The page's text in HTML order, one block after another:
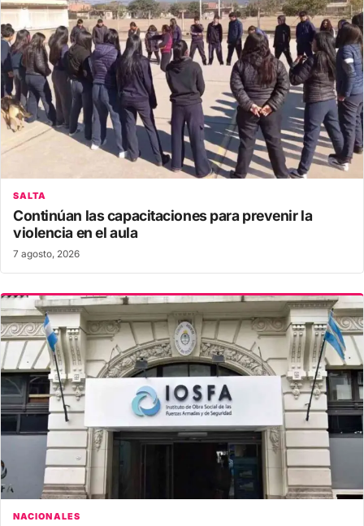
SALTA
Continúan las capacitaciones para prevenir la
violencia en el aula
7 agosto, 2026
NACIONALES